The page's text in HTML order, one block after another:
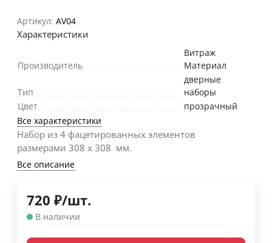
Артикул: AV04
Характеристики
Производитель
Витраж
Материал
Тип
дверные
наборы
Цвет
прозрачный
Все характеристики
Набор из 4 фацетированных элементов
размерами 308 х 308 мм.
Все описание
720 ₽/шт.
В наличии